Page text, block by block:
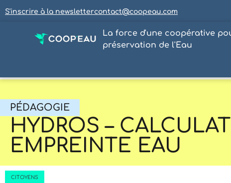
S'inscrire à la newslettercontact@coopeau.com
La force d'une coopérative
préservation de l'Eau
PÉDAGOGIE
HYDROS –
EMPREINTE EAU
CITOYENS